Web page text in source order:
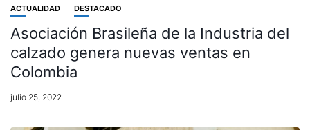
ACTUALIDAD DESTACADO
Asociación Brasileña de la Industria del
calzado genera nuevas ventas en
Colombia
julio 25, 2022